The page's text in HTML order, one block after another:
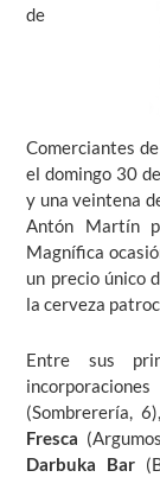
de
Comerciantes
el domingo 30
y una veintena
Antón Martín
Magnífica
un precio único
la cerveza
Entre sus
(Sombrerería, 6),
Fresca
Darbuka Bar